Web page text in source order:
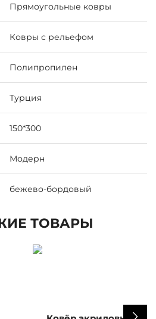
Прямоугольные ковры
Ковры с рельефом
Полипропилен
Турция
150*300
Модерн
бежево-бордовый
ТОВАРЫ